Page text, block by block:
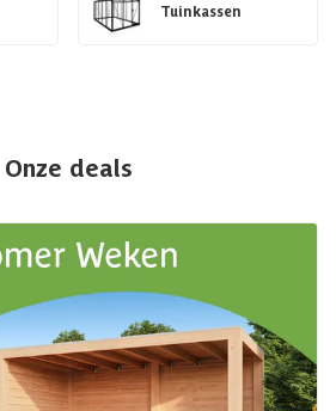
Tuinkassen
Onze deals